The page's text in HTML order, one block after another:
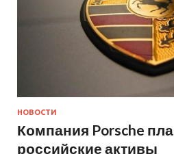
НОВОСТИ
Компания Porsche
российские активы